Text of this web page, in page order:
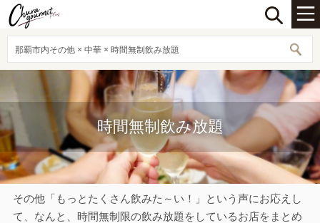
那覇市内その他 × 中華 × 時間無制飲み放題
時間無制飲み放題
その他「もっとたくさん飲みた～い！」という声にお応えし
て、なんと、時間無制限の飲み放題をしているお店をまとめ